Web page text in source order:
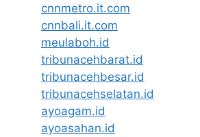
cnnmetro.it.com
cnnbali.it.com
meulaboh.id
tribunacehbarat.id
tribunacehbesar.id
tribunacehselatan.id
ayoagam.id
ayoasahan.id